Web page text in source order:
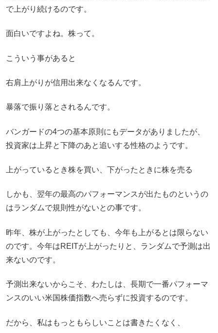
で上がり続けるのです。
面白いですよね。株って。
こういう事があると
右肩上がりが信用出来なくなるんです。
暴落で振り落とされるんです。
バンガードの4つの基本原則にもデータがありましたが、
投資家は上昇と下降のあと追いする性格のようです。
上がっているとき株を買い、下がったときに株を売る
しかも、翌年の最高のパフォーマンスが出たものというの
はランダムで規則性がないとの事です。
昨年、株が上がったとしても、今年も上がるとは限らない
のです。今年はREITが上がったりと、ランダムで予測は出
来ないのです。
予測出来ないからこそ、わたしは、長期で一番パフォーマ
ンスのいい米国株価指数へ売らずに投資するのです。
だから、私はもっともらしいことは書きたくなく、